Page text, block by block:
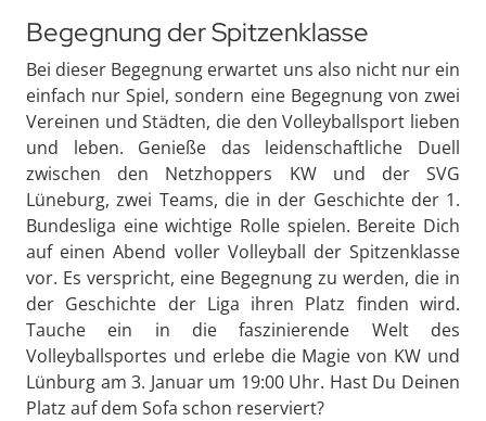
Begegnung der Spitzenklasse
Bei dieser Begegnung erwartet uns also nicht nur ein
einfach nur Spiel, sondern eine Begegnung von zwei
Vereinen und Städten, die den Volleyballsport lieben
und leben. Genieße das leidenschaftliche Duell
zwischen den Netzhoppers KW und der SVG
Lüneburg, zwei Teams, die in der Geschichte der 1.
Bundesliga eine wichtige Rolle spielen. Bereite Dich
auf einen Abend voller Volleyball der Spitzenklasse
vor. Es verspricht, eine Begegnung zu werden, die in
der Geschichte der Liga ihren Platz finden wird.
Tauche ein in die faszinierende Welt des
Volleyballsportes und erlebe die Magie von KW und
Lünburg am 3. Januar um 19:00 Uhr. Hast Du Deinen
Platz auf dem Sofa schon reserviert?